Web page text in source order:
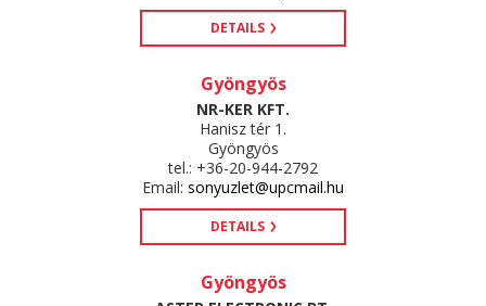
DETAILS
Gyöngyös
NR-KER KFT.
Hanisz tér 1.
Gyöngyös
tel.: +36-20-944-2792
Email: sonyuzlet@upcmail.hu
DETAILS
Gyöngyös